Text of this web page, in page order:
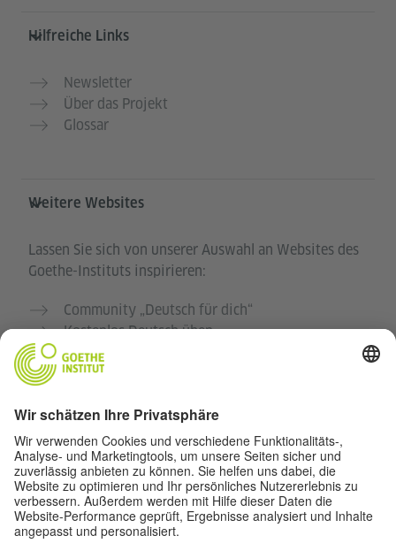
Hilfreiche Links
Newsletter
Über das Projekt
Glossar
Weitere Websites
Lassen Sie sich von unserer Auswahl an Websites des
Goethe-Instituts inspirieren:
Community „Deutsch für dich“
Kostenlos Deutsch üben
Deutschkurse des Goethe-Instituts
Lehrkräfteportal „Deutschstunde“
Datenschutz und Barrierefreiheit
Diese Website soll für möglichst viele Menschen
zugänglich und nützlich sein. Personenbezogene
Daten verwenden wir gemäß unserer